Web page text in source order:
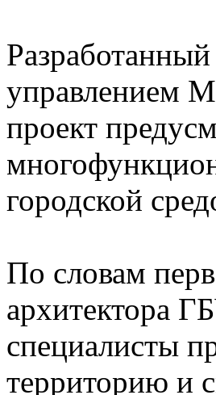
управлением
проект
городской
По словам
архитектора
специалисты
территорию и